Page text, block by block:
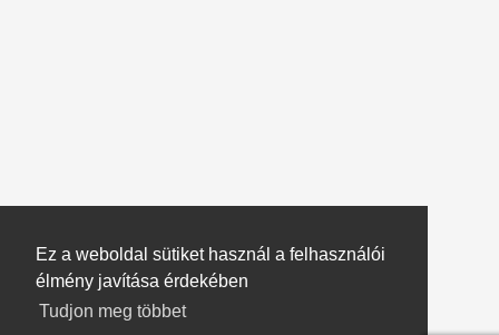
Ez a weboldal sütiket használ a felhasználói
élmény javítása érdekében
Tudjon meg többet